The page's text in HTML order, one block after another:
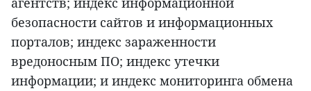
безопасности сайтов и информационных
порталов; индекс зараженности
вредоносным ПО; индекс утечки
информации; и индекс мониторинга обмена